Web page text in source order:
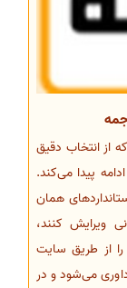
از انتخاب دقیق
پیدا می‌کند.
همان
ویرایش کنند،
را از طریق سایت
داوری می‌شود و در